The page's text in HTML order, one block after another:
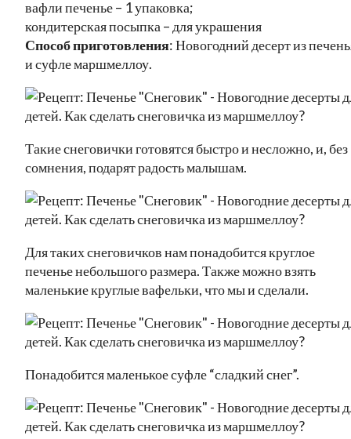
вафли печенье – 1 упаковка;
кондитерская посыпка – для украшения
Способ приготовления: Новогодний десерт из
и суфле маршмеллоу.
Такие снеговички готовятся быстро и несложно, и, без
сомнения, подарят радость малышам.
Для таких снеговичков нам понадобится круглое
печенье небольшого размера. Также можно взять
маленькие круглые вафельки, что мы и сделали.
Понадобится маленькое суфле “сладкий снег”.